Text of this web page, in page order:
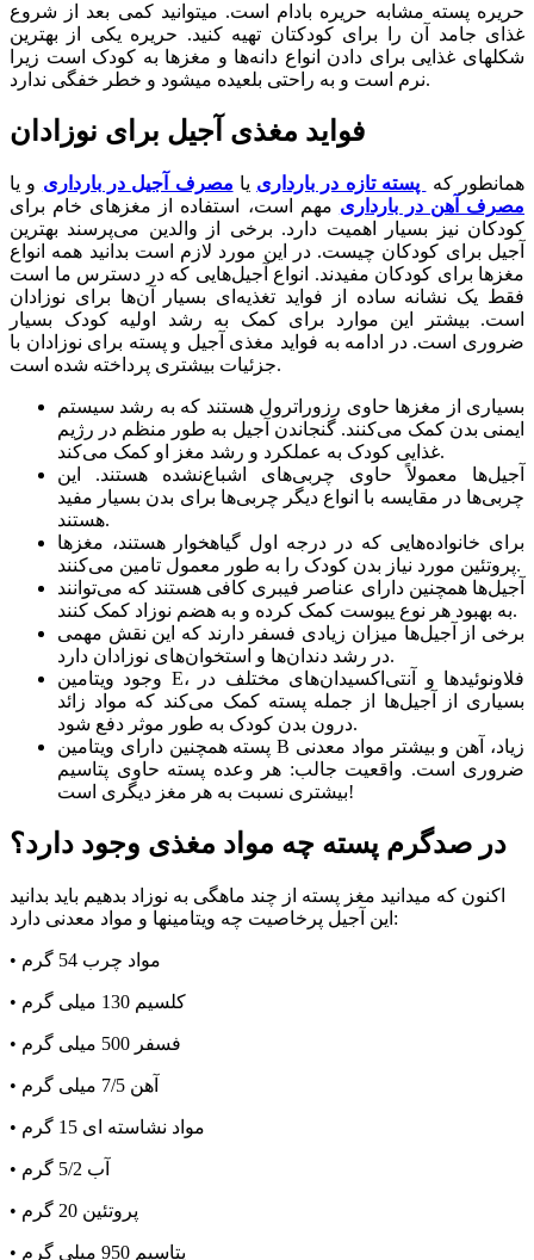
حریره پسته مشابه حریره بادام است. میتوانید کمی بعد از شروع
غذای جامد آن را برای کودکتان تهیه کنید. حریره یکی از بهترین
شکلهای غذایی برای دادن انواع دانه‌ها و مغزها به کودک است زیرا
نرم است و به راحتی بلعیده میشود و خطر خفگی ندارد.
فواید مغذی آجیل برای نوزادان
همانطور که پسته تازه در بارداری یا مصرف آجیل در بارداری و یا
مصرف آهن در بارداری مهم است، استفاده از مغزهای خام برای
کودکان نیز بسیار اهمیت دارد. برخی از والدین می‌پرسند بهترین
آجیل برای کودکان چیست. در این مورد لازم است بدانید همه انواع
مغزها برای کودکان مفیدند. انواع آجیل‌هایی که در دسترس ما است
فقط یک نشانه ساده از فواید تغذیه‌ای بسیار آن‌ها برای نوزادان
است. بیشتر این موارد برای کمک به رشد اولیه کودک بسیار
ضروری است. در ادامه به فواید مغذی آجیل و پسته برای نوزادان با
جزئیات بیشتری پرداخته شده است.
بسیاری از مغزها حاوی رزوراترول هستند که به رشد سیستم
ایمنی بدن کمک می‌کنند. گنجاندن آجیل به طور منظم در رژیم
غذایی کودک به عملکرد و رشد مغز او کمک می‌کند.
آجیل‌ها معمولاً حاوی چربی‌های اشباع‌نشده هستند. این
چربی‌ها در مقایسه با انواع دیگر چربی‌ها برای بدن بسیار مفید
هستند.
برای خانواده‌هایی که در درجه اول گیاهخوار هستند، مغزها
پروتئین مورد نیاز بدن کودک را به طور معمول تامین می‌کنند.
آجیل‌ها همچنین دارای عناصر فیبری کافی هستند که می‌توانند
به بهبود هر نوع یبوست کمک کرده و به هضم نوزاد کمک کنند.
برخی از آجیل‌ها میزان زیادی فسفر دارند که این نقش مهمی
در رشد دندان‌ها و استخوان‌های نوزادان دارد.
وجود ویتامین E، فلاونوئیدها و آنتی‌اکسیدان‌های مختلف در
بسیاری از آجیل‌ها از جمله پسته کمک می‌کند که مواد زائد
درون بدن کودک به طور موثر دفع شود.
پسته همچنین دارای ویتامین B زیاد، آهن و بیشتر مواد معدنی
ضروری است. واقعیت جالب: هر وعده پسته حاوی پتاسیم
بیشتری نسبت به هر مغز دیگری است!
در صد‌گرم پسته چه مواد مغذی وجود دارد؟
اکنون که میدانید مغز پسته از چند ماهگی به نوزاد بدهیم باید بدانید
این آجیل پرخاصیت چه ویتامینها و مواد معدنی دارد:
• مواد چرب 54 گرم
• کلسیم 130 میلی گرم
• فسفر 500 میلی گرم
• آهن 7/5 میلی گرم
• مواد نشاسته ای 15 گرم
• آب 5/2 گرم
• پروتئین 20 گرم
• پتاسیم 950 میلی گرم